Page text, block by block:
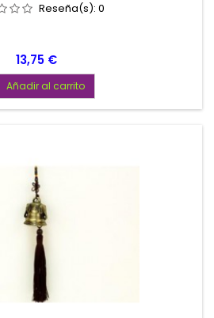
Reseña(s): 0
Precio
13,75 €
Añadir al carrito